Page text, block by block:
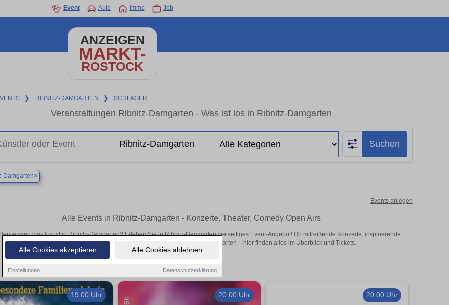
Alle Cookies akzeptieren Alle Cookies ablehnen
Einstellungen Datenschutzerklärung
Event Auto Immo Job
ANZEIGEN
MARKT-
ROSTOCK
❯ RIBNITZ-DAMGARTEN ❯ SCHLAGER
Veranstaltungen Ribnitz-Damgarten - Was ist los in Ribnitz-Damgarten
Suchen
Damgarten×
Events anlegen
Alle Events in Ribnitz-Damgarten - Konzerte, Theater, Comedy Open Airs
wissen was los ist in Ribnitz-Damgarten? Erleben Sie in Ribnitz-Damgarten vielseitiges Event-Angebot! Ob mitreißende Konzerte, inspirierende
Theateraufführungen oder aufregende Veranstaltungen in Ribnitz-Damgarten – hier finden alles im Überblick und Tickets.
19:00 Uhr 20:00 Uhr 20:00 Uhr